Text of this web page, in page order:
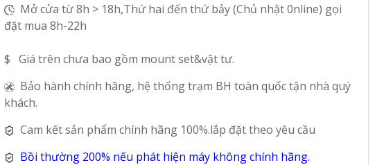
Combo Multi
Samsung Inverter 4
+ 3 Dàn Lạnh 1 HP -
Combo Multi
+ 4 Dàn Lạnh 1 HP -
Combo Multi
HP - 1.5 HP
Mở cửa từ 8h > 18h,Thứ hai đến thứ bảy (Chủ nhật 0nline) gọi
đặt mua 8h-22h
$ Giá trên chưa bao gồm mount set&vật tư.
Bảo hành chính hãng, hệ thống trạm BH toàn quốc tận nhà quý
khách.
Cam kết sản phẩm chính hãng 100%.lắp đặt theo yêu cầu
Bồi thường 200% nếu phát hiện máy không chính hãng.